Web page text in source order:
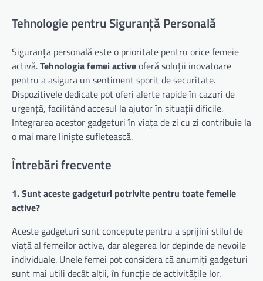
Tehnologie pentru Siguranță Personală
Siguranța personală este o prioritate pentru orice femeie
activă.Tehnologia femei activeoferă soluții inovatoare
pentru a asigura un sentiment sporit de securitate.
Dispozitivele dedicate pot oferi alerte rapide în cazuri de
urgență, facilitând accesul la ajutor în situații dificile.
Integrarea acestor gadgeturi în viața de zi cu zi contribuie la
o mai mare liniște sufletească.
Întrebări frecvente
1. Sunt aceste gadgeturi potrivite pentru toate femeile
active?
Aceste gadgeturi sunt concepute pentru a sprijini stilul de
viață al femeilor active, dar alegerea lor depinde de nevoile
individuale. Unele femei pot considera că anumiți gadgeturi
sunt mai utili decât alții, în funcție de activitățile lor.